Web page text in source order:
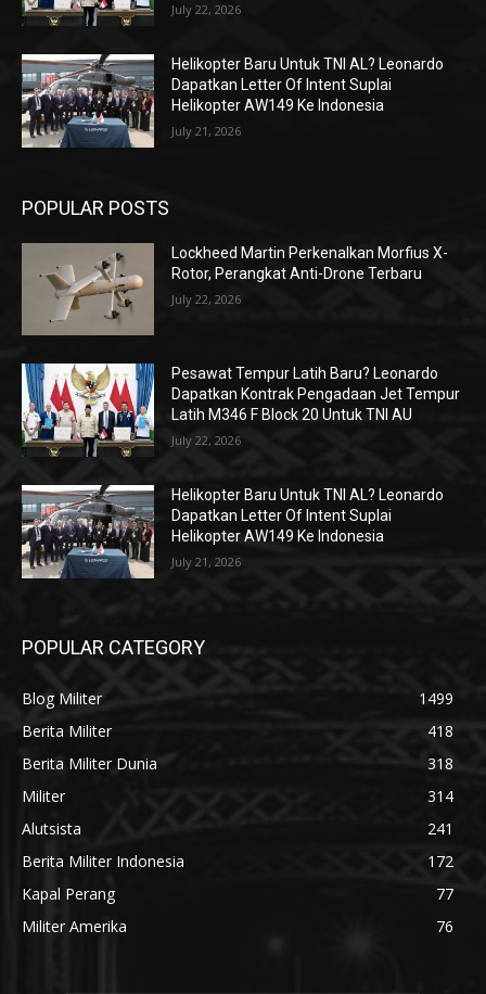
July 22, 2026
Helikopter Baru Untuk TNI AL? Leonardo
Dapatkan Letter Of Intent Suplai
Helikopter AW149 Ke Indonesia
July 21, 2026
POPULAR POSTS
Lockheed Martin Perkenalkan Morfius X-
Rotor, Perangkat Anti-Drone Terbaru
July 22, 2026
Pesawat Tempur Latih Baru? Leonardo
Dapatkan Kontrak Pengadaan Jet Tempur
Latih M346 F Block 20 Untuk TNI AU
July 22, 2026
Helikopter Baru Untuk TNI AL? Leonardo
Dapatkan Letter Of Intent Suplai
Helikopter AW149 Ke Indonesia
July 21, 2026
POPULAR CATEGORY
Blog Militer
1499
Berita Militer
418
Berita Militer Dunia
318
Militer
314
Alutsista
241
Berita Militer Indonesia
172
Kapal Perang
77
Militer Amerika
76